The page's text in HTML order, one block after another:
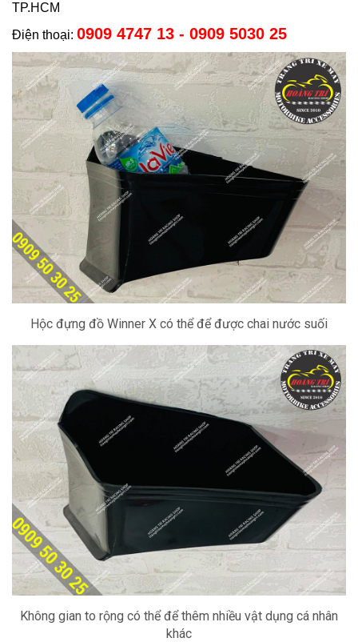
TP.HCM
Điện thoại: 0909 4747 13 - 0909 5030 25
Hộc đựng đồ Winner X có thể để được chai nước suối
Không gian to rộng có thể để thêm nhiều vật dụng cá nhân
khác